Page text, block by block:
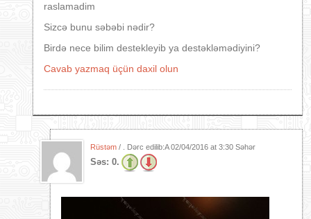
raslamadim
Sizcə bunu səbəbi nədir?
Birdə nece bilim destekleyib ya destəkləmədiyini?
Cavab yazmaq üçün daxil olun
Rüstəm / . Dərc edilib:A02/04/2016 at 3:30 Səhər
Səs: 0.